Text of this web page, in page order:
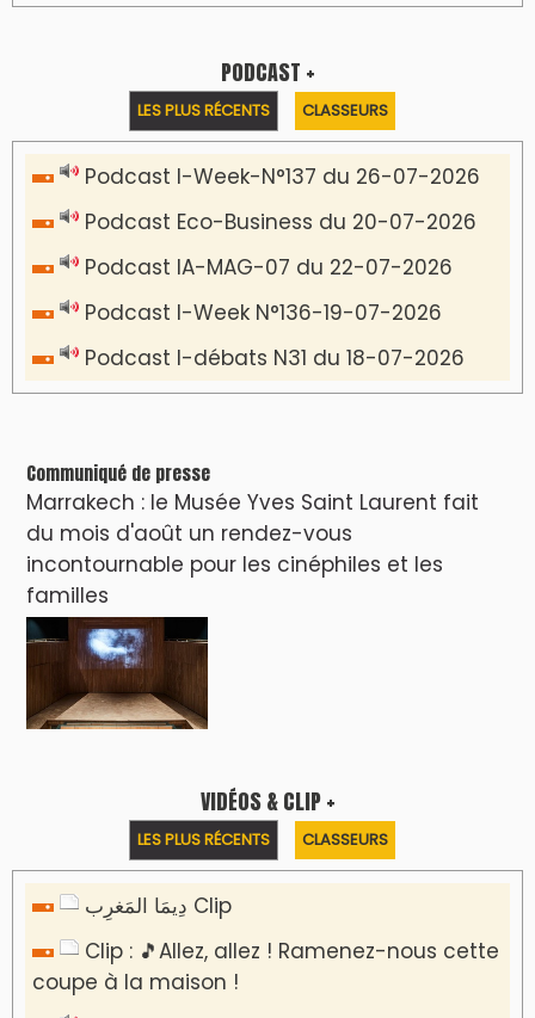
PODCAST +
LES PLUS RÉCENTS CLASSEURS
Podcast I-Week-N°137 du 26-07-2026
Podcast Eco-Business du 20-07-2026
Podcast IA-MAG-07 du 22-07-2026
Podcast I-Week N°136-19-07-2026
Podcast I-débats N31 du 18-07-2026
Communiqué de presse
Marrakech : le Musée Yves Saint Laurent fait
du mois d'août un rendez-vous
incontournable pour les cinéphiles et les
familles
VIDÉOS & CLIP +
LES PLUS RÉCENTS CLASSEURS
دِيمَا المَغرِب Clip
Clip : 🎵Allez, allez ! Ramenez-nous cette
coupe à la maison !